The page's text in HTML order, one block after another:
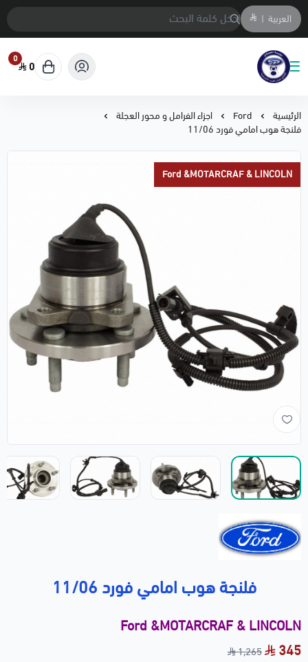
العربية |
متجر المحمادي لقطع السيارات
0
0
الرئيسية Ford
اجزاء الفرامل و محور العجلة
فلنجة هوب امامي فورد 11/06
Ford &MOTARCRAF & LINCOLN
فلنجة هوب امامي فورد 11/06
Ford &MOTARCRAF & LINCOLN
345
1,265